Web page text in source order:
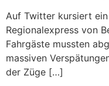
Auf Twitter kursiert
Regionalexpress von
Fahrgäste mussten
massiven
der Züge […]